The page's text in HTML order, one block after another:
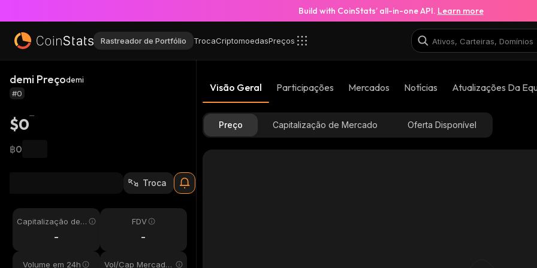
Build with CoinStats’ all-in-one API. Learn more
Rastreador de Portfólio TrocaCriptomoedasPreços
demi Preçodemi
#0
$0
฿0
Troca
Capitalização de
-
FDV
-
Volume em 24h Vol/Cap Mercado
Visão Geral Participações Mercados Notícias Atualizações Da
Preço Capitalização de Mercado Oferta Disponível